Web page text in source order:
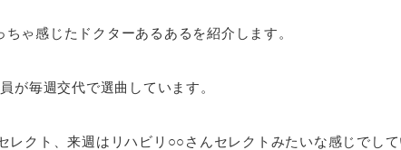
ゃ感じたドクターあるあるを紹介します。
が毎週交代で選曲しています。
レクト、来週はリハビリ○○さんセレクトみたいな感じでして